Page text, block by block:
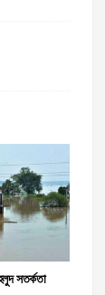
সতর্কতা